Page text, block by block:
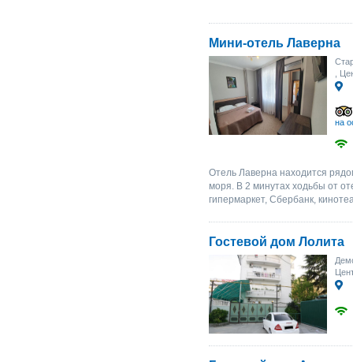
Мини-отель Лаверна
,
на
Отель Лаверна находится
моря. В 2 минутах ходьбы от
гипермаркет, Сбербанк,
Гостевой дом Лолита